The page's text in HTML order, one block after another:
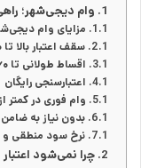
وام دیجی‌شهر؛
مزایای وام
سقف اعتبار بالا تا ۲۲۰ میلیون تومان
اقساط طولانی تا ۶۰ ماه
اعتبارسنجی رایگان
وام فوری در کمتر
بدون نیاز به ضامن
نرخ سود منطقی و
چرا نمی‌شود